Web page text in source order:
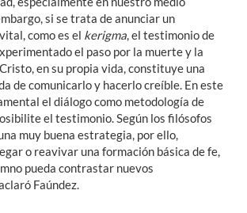
si se trata de anunciar un
como es el kerigma, el testimonio de
el paso por la muerte y la
en su propia vida, constituye una
de comunicarlo y hacerlo creíble. En este
el diálogo como metodología de
el testimonio. Según los filósofos
muy buena estrategia, por ello,
o reavivar una formación básica de fe,
pueda contrastar nuevos
Faúndez.